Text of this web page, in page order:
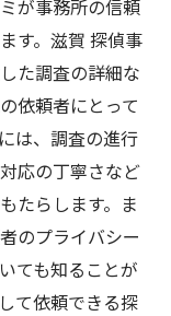
が事務所の信頼
す。滋賀 探偵事
た調査の詳細な
依頼者にとって
は、調査の進行
応の丁寧さなど
たらします。ま
のプライバシー
ても知ることが
て依頼できる探